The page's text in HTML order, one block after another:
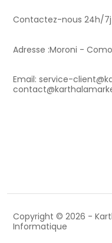
Contactez-nous 24h/7j
Adresse :Moroni -
Email: service-
Copyright © 2026 -
Informatique